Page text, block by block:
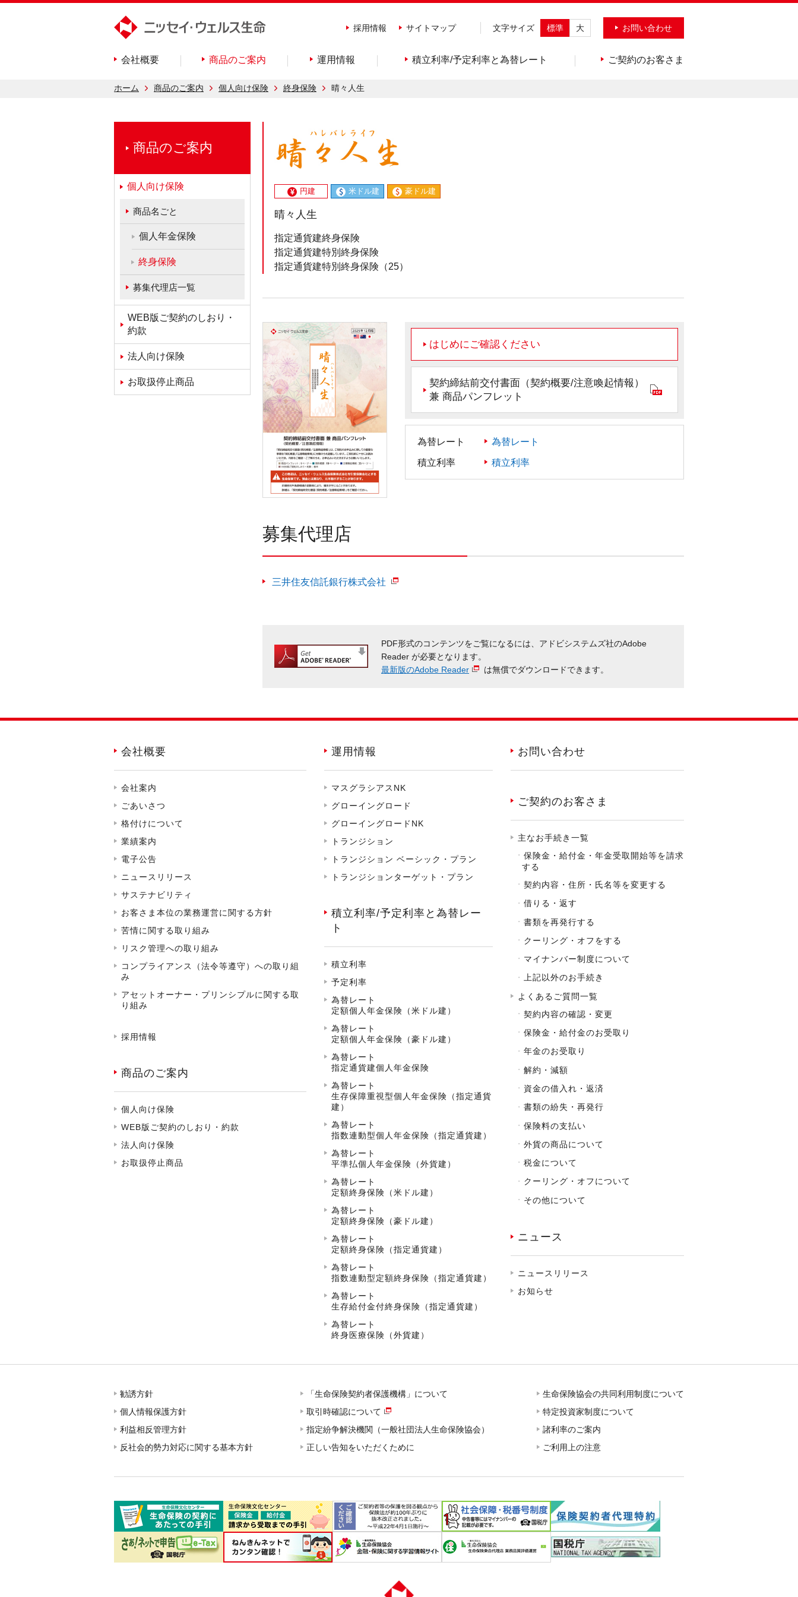
採用情報 サイトマップ 文字サイズ 標準 大 お問い合わせ
会社概要 商品のご案内 運用情報 積立利率/予定利率と為替レート ご契約のお客さま
ホーム 商品のご案内 個人向け保険 終身保険 晴々人生
円建 米ドル建 豪ドル建
晴々人生
指定通貨建終身保険
指定通貨建特別終身保険
指定通貨建特別終身保険（25）
はじめにご確認ください
契約締結前交付書面（契約概要/注意喚起情報）
兼 商品パンフレット
為替レート 為替レート
積立利率 積立利率
募集代理店
三井住友信託銀行株式会社
PDF形式のコンテンツをご覧になるには、アドビシステムズ社のAdobe
Reader が必要となります。
最新版のAdobe Reader
は無償でダウンロードできます。
商品のご案内
個人向け保険
商品名ごと
個人年金保険
終身保険
募集代理店一覧
WEB版ご契約のしおり・
約款
法人向け保険
お取扱停止商品
会社概要
会社案内
ごあいさつ
格付けについて
業績案内
電子公告
ニュースリリース
サステナビリティ
お客さま本位の業務運営に関する方針
苦情に関する取り組み
リスク管理への取り組み
コンプライアンス（法令等遵守）への取り組
み
アセットオーナー・プリンシプルに関する取
り組み
採用情報
商品のご案内
個人向け保険
WEB版ご契約のしおり・約款
法人向け保険
お取扱停止商品
運用情報
マスグラシアスNK
グローイングロード
グローイングロードNK
トランジション
トランジション ベーシック・プラン
トランジションターゲット・プラン
積立利率/予定利率と為替レー
ト
積立利率
予定利率
為替レート
定額個人年金保険（米ドル建）
為替レート
定額個人年金保険（豪ドル建）
為替レート
指定通貨建個人年金保険
為替レート
生存保障重視型個人年金保険（指定通貨
建）
為替レート
指数連動型個人年金保険（指定通貨建）
為替レート
平準払個人年金保険（外貨建）
為替レート
定額終身保険（米ドル建）
為替レート
定額終身保険（豪ドル建）
為替レート
定額終身保険（指定通貨建）
為替レート
指数連動型定額終身保険（指定通貨建）
為替レート
生存給付金付終身保険（指定通貨建）
為替レート
終身医療保険（外貨建）
お問い合わせ
ご契約のお客さま
主なお手続き一覧
保険金・給付金・年金受取開始等を請求
する
契約内容・住所・氏名等を変更する
借りる・返す
書類を再発行する
クーリング・オフをする
マイナンバー制度について
上記以外のお手続き
よくあるご質問一覧
契約内容の確認・変更
保険金・給付金のお受取り
年金のお受取り
解約・減額
資金の借入れ・返済
書類の紛失・再発行
保険料の支払い
外貨の商品について
税金について
クーリング・オフについて
その他について
ニュース
ニュースリリース
お知らせ
勧誘方針
個人情報保護方針
利益相反管理方針
反社会的勢力対応に関する基本方針
「生命保険契約者保護機構」について
取引時確認について
指定紛争解決機関（一般社団法人生命保険協会）
正しい告知をいただくために
生命保険協会の共同利用制度について
特定投資家制度について
諸利率のご案内
ご利用上の注意